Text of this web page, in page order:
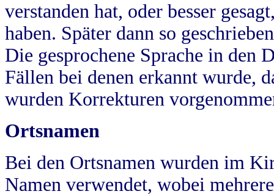
verstanden hat, oder besser
haben. Später dann so
Die gesprochene Sprache in
Fällen bei denen erkannt wurde,
wurden Korrekturen
Ortsnamen
Bei den Ortsnamen wurden im
Namen verwendet, wobei